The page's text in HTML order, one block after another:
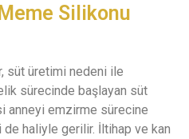
Silikonu
süt üretimi nedeni ile
sürecinde başlayan süt
anneyi emzirme sürecine
de haliyle gerilir. İltihap ve kan